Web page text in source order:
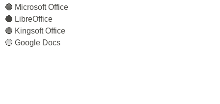
🔵 Microsoft Office
🔵 LibreOffice
🔵 Kingsoft Office
🔵 Google Docs